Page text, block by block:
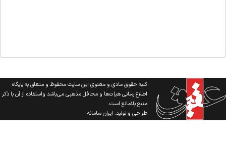
کلیه حقوق مادی و معنوی این سایت محفوظ و متعلق به پایگاه
اطلاع رسانی هیات‌ها و محافل مذهبی می‌باشد واستفاده از آن با ذکر
منبع بلامانع است.
طراحی و تولید:ایران سامانه